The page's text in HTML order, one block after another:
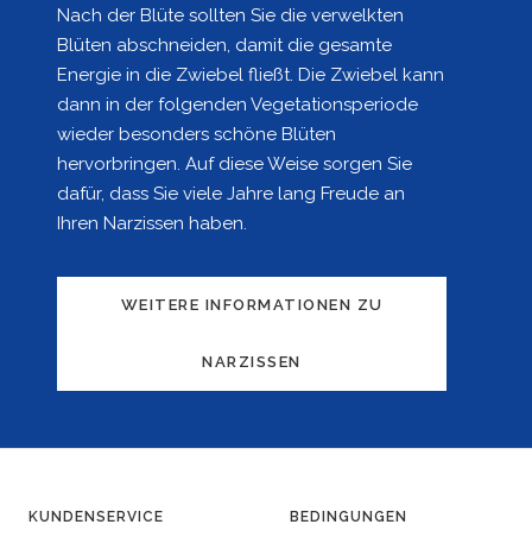
Nach der Blüte sollten Sie die verwelkten
Blüten abschneiden, damit die gesamte
Energie in die Zwiebel fließt. Die Zwiebel kann
dann in der folgenden Vegetationsperiode
wieder besonders schöne Blüten
hervorbringen. Auf diese Weise sorgen Sie
dafür, dass Sie viele Jahre lang Freude an
Ihren Narzissen haben.
WEITERE INFORMATIONEN ZU
NARZISSEN
KUNDENSERVICE BEDINGUNGEN